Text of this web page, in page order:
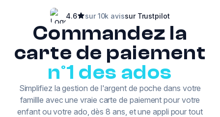
4.6 sur 10k avissur Trustpilot
Commandez la
carte de paiement
n°1 des ados
Simplifiez la gestion de l'argent de poche dans votre
famillle avec une vraie carte de paiement pour votre
enfant ou votre ado, dès 8 ans, et une appli pour tout